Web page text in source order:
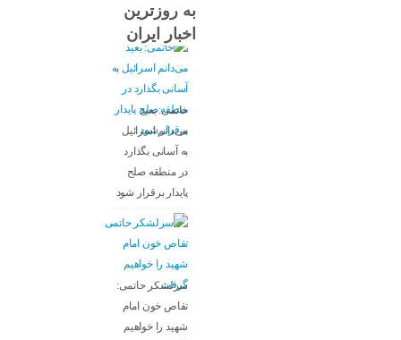
به روزترین
اخبار ایران
خاتمی: بعید
می‌دانم اسرائیل
به آسانی بگذارد
در منطقه صلح
پایدار برقرار شود
سرلشکر حاتمی:
تقاص خون امام
شهید را خواهیم